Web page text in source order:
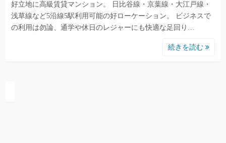
好立地に高級賃貸マンション。 日比谷線・京葉線・大江戸線・
浅草線など5沿線5駅利用可能の好ローケーション。 ビジネスで
の利用は勿論、通学や休日のレジャーにも快適な足回り…
続きを読む